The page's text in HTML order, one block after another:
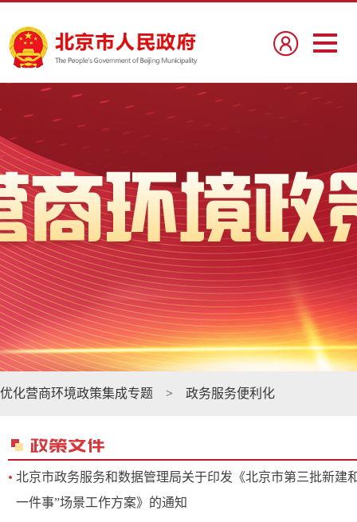
优化营商环境政策集成专题 > 政务服务便利化
北京市政务服务和数据管理局关于印发《北京市第三批新建
一件事”场景工作方案》的通知